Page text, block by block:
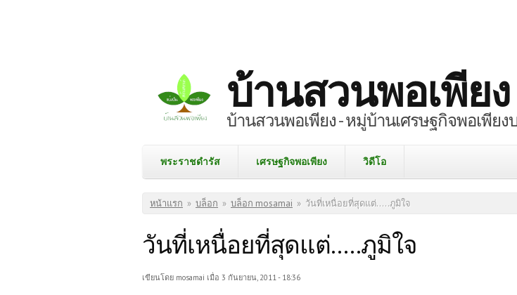
บ้านสวนพอเพียง
บ้านสวนพอเพียง - หมู่บ้านเศรษฐกิจพอเพีย
พระราชดำรัส เศรษฐกิจพอเพียง วิดีโอ
คุณอยู่ที่นี่
หน้าแรก » บล็อก » บล็อก mosamai » วันที่เหนื่อยที่สุดแต่.....ภูมิใจ
วันที่เหนื่อยที่สุดแต่.....ภูมิใจ
เขียนโดย mosamai เมื่อ 3 กันยายน, 2011 - 18:36